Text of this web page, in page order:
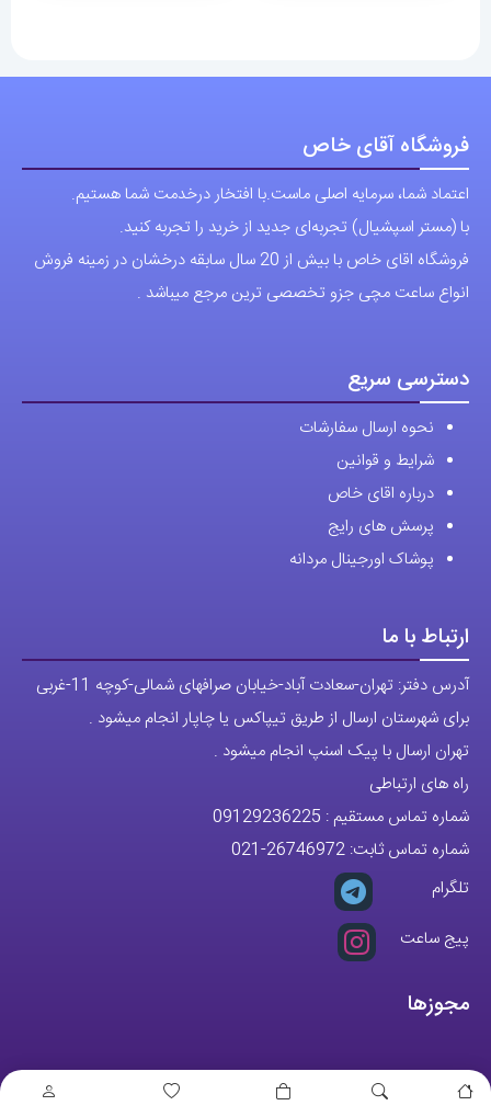
فروشگاه آقای خاص
اعتماد شما، سرمایه اصلی ماست.با افتخار درخدمت شما هستیم.
با (مستر اسپشیال) تجربه‌ای جدید از خرید را تجربه کنید.
فروشگاه اقای خاص با بیش از 20 سال سابقه درخشان در زمینه فروش
انواع ساعت مچی جزو تخصصی ترین مرجع میباشد .
دسترسی سریع
نحوه ارسال سفارشات
شرایط و قوانین
درباره اقای خاص
پرسش های رایج
پوشاک اورجینال مردانه
ارتباط با ما
آدرس دفتر: تهران-سعادت آباد-خیابان صرافهای شمالی-کوچه 11-غربی
برای شهرستان ارسال از طریق تیپاکس یا چاپار انجام میشود .
تهران ارسال با پیک اسنپ انجام میشود .
راه های ارتباطی
شماره تماس مستقیم : 09129236225
شماره تماس ثابت: 26746972
-021
تلگرام
پیج ساعت
مجوزها